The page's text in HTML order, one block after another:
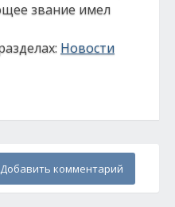
звание имел
Новости
Добавить комментарий